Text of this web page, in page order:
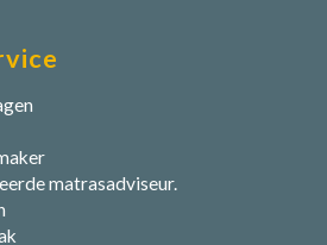
matrasadviseur.